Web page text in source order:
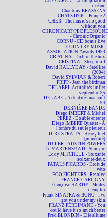
océane
Chantons BRASSENS
CHATS D'OC - Pompe 2
CHER - The music's no good
without you
CHRONICART/
- Chronic'Organic
CORNU - CD bonus live
COUNTRY MUSIC
ASSOCIATION Awards 1993
CRISTINA - Doll in the box
CRISTINA - Sleep it off
David HALLYDAY - Satellite
(2004)
David SYLVIAN & Robert
FRIPP - Jean the birdman
DELABEL Actualités juillet
septembre 95
DELABEL Actualités mai août
94
DERNIÈRE BANDE
Diego IMBERT & Michel
PEREZ - Double entente
Diego IMBERT Quartet - À
l'ombre du saule pleureur
DIRE STRAITS - Heavy fuel
[numéroté]
DJ LBR - AUSTIN POWERS
Dr. MARTENS/4AD - Shoe pie
Eddy MITCHELL - Soixante
soixante-deux
FATALS PICARDS - Droit de
véto
FOO FIGHTERS - Resolve
FRANCE CARTIGNY
Françoise HARDY - Modes
d'emploi
Frank SINATRA & BONO - I've
got you under my skin
FRANZ FERDINAND - You
could have it so much better
Fred BLONDIN - Elle allume